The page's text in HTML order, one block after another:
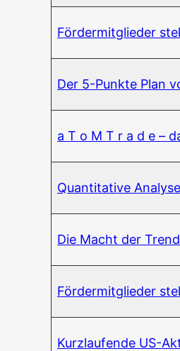
För­der­mit­glie­der
Der 5-Punk­te Plan
a T o M T r a d e –
Quan­ti­ta­ti­ve
Die Macht der
För­der­mit­glie­der
Kurz­lau­fen­de US-